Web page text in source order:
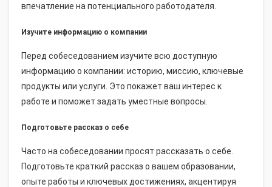
впечатление на потенциального работодателя.
Изучите информацию о компании
Перед собеседованием изучите всю доступную
информацию о компании: историю, миссию, ключевые
продукты или услуги. Это покажет ваш интерес к
работе и поможет задать уместные вопросы.
Подготовьте рассказ о себе
Часто на собеседовании просят рассказать о себе.
Подготовьте краткий рассказ о вашем образовании,
опыте работы и ключевых достижениях, акцентируя